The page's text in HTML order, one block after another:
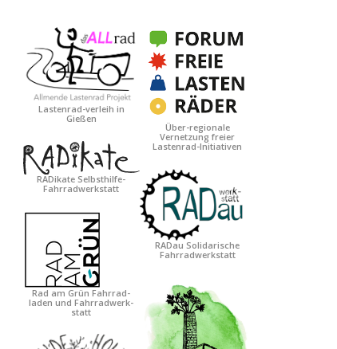
Date
Lastenrad-verleih in
Gießen
RADikate Selbsthilfe-
Fahrradwerkstatt
Rad am Grün Fahrrad-
laden und Fahrradwerk-
statt
Über-regionale
Vernetzung freier
Lastenrad-Initiativen
RADau Solidarische
Fahrradwerkstatt